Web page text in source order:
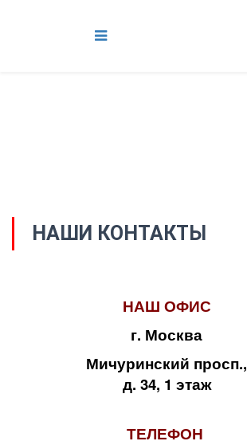
НАШИ КОНТАКТЫ
НАШ ОФИС
г. Москва
Мичуринский просп.,
д. 34, 1 этаж
ТЕЛЕФОН